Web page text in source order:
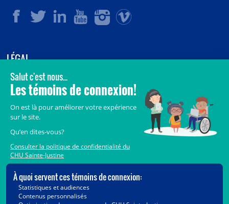
LÉGAL
© 2006-2026CHU Sainte-Justine.
Tous droits réservés.
Crédits
Accès aux documents des organismes publics